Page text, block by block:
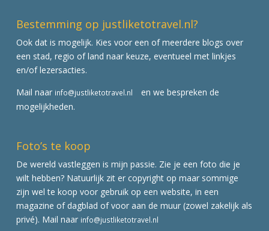
Bestemming op justliketotravel.nl?
Ook dat is mogelijk. Kies voor een of meerdere blogs over
een stad, regio of land naar keuze, eventueel met linkjes
en/of lezersacties.
Mail naar info@justliketotravel.nl
en we bespreken de
mogelijkheden.
Foto’s te koop
De wereld vastleggen is mijn passie. Zie je een foto die je
wilt hebben? Natuurlijk zit er copyright op maar sommige
zijn wel te koop voor gebruik op een website, in een
magazine of dagblad of voor aan de muur (zowel zakelijk als
privé). Mail naar info@justliketotravel.nl